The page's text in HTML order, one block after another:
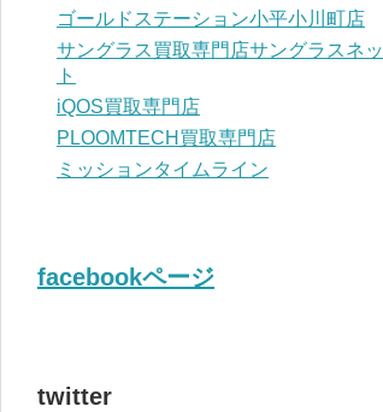
ゴールドステーション小平小川町店
サングラス買取専門店サングラスネッ
ト
iQOS買取専門店
PLOOMTECH買取専門店
ミッションタイムライン
facebookページ
twitter